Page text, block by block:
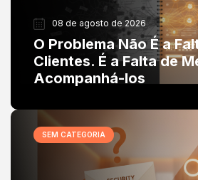
08 de agosto de 2026
O Problema Não É a
Clientes. É a Falta de
Acompanhá-los
SEM CATEGORIA